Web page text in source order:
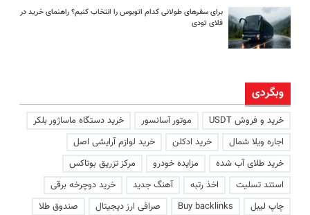
برای سفرهای طولانی کدام اتوبوس را انتخاب کنیم؟ راهنمای خرید در
فلای تودی
وبگردی
خرید و فروش USDT موتور آسانسور
خرید دستگاه ماساژور بلکر
اجاره ویلا شمال
خرید ادکلن
خرید لوازم آرایشی اصل
خرید طلای آب شده
مزایده خودرو
مرکز تزریق بوتاکس
استند تسلیت
اخذ رتبه آهنگ جدید
خرید دوچرخه برقی
چاپ لیبل
Buy backlinks صرافی ارز دیجیتال
صندوق طلا